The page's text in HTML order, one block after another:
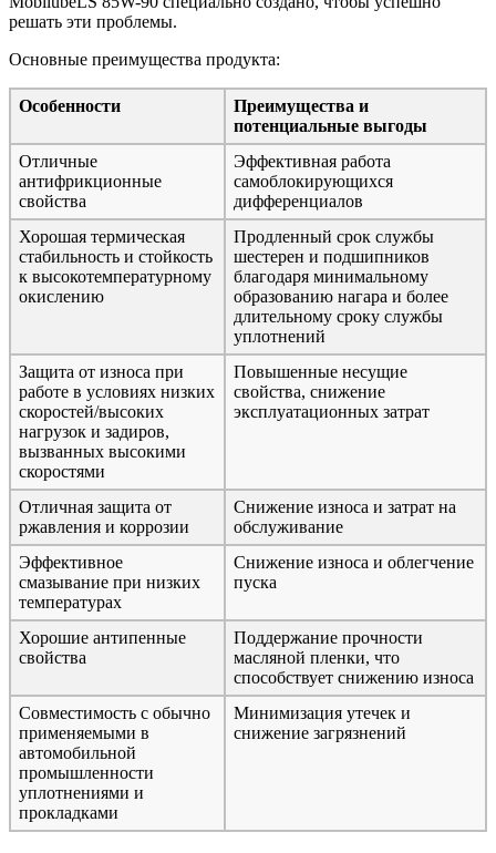
решать эти проблемы.
Основные преимущества продукта:
Особенности
Преимущества и
потенциальные выгоды
Отличные
антифрикционные
свойства
Эффективная работа
самоблокирующихся
дифференциалов
Хорошая термическая
стабильность и стойкость
к высокотемпературному
окислению
Продленный срок службы
шестерен и подшипников
благодаря минимальному
образованию нагара и более
длительному сроку службы
уплотнений
Защита от износа при
работе в условиях низких
скоростей/высоких
нагрузок и задиров,
вызванных высокими
скоростями
Повышенные несущие
свойства, снижение
эксплуатационных затрат
Отличная защита от
ржавления и коррозии
Снижение износа и затрат на
обслуживание
Эффективное
смазывание при низких
температурах
Снижение износа и облегчение
пуска
Хорошие антипенные
свойства
Поддержание прочности
масляной пленки, что
способствует снижению износа
Совместимость с обычно
применяемыми в
автомобильной
промышленности
уплотнениями и
прокладками
Минимизация утечек и
снижение загрязнений